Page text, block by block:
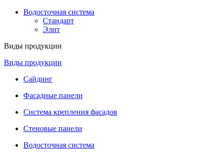
Водосточная система
Стандарт
Элит
Виды продукции
Виды продукции
Сайдинг
Фасадные панели
Система крепления фасадов
Стеновые панели
Водосточная система